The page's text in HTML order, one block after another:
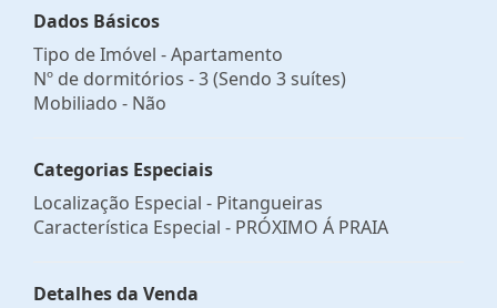
Dados Básicos
Tipo de Imóvel - Apartamento
Nº de dormitórios - 3 (Sendo 3 suítes)
Mobiliado - Não
Categorias Especiais
Localização Especial - Pitangueiras
Característica Especial - PRÓXIMO Á PRAIA
Detalhes da Venda